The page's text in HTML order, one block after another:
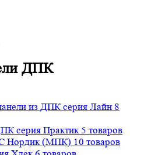
ДПК
из ДПК серия Лайн 8
серия Практик 5 товаров
Нордик (МПК) 10 товаров